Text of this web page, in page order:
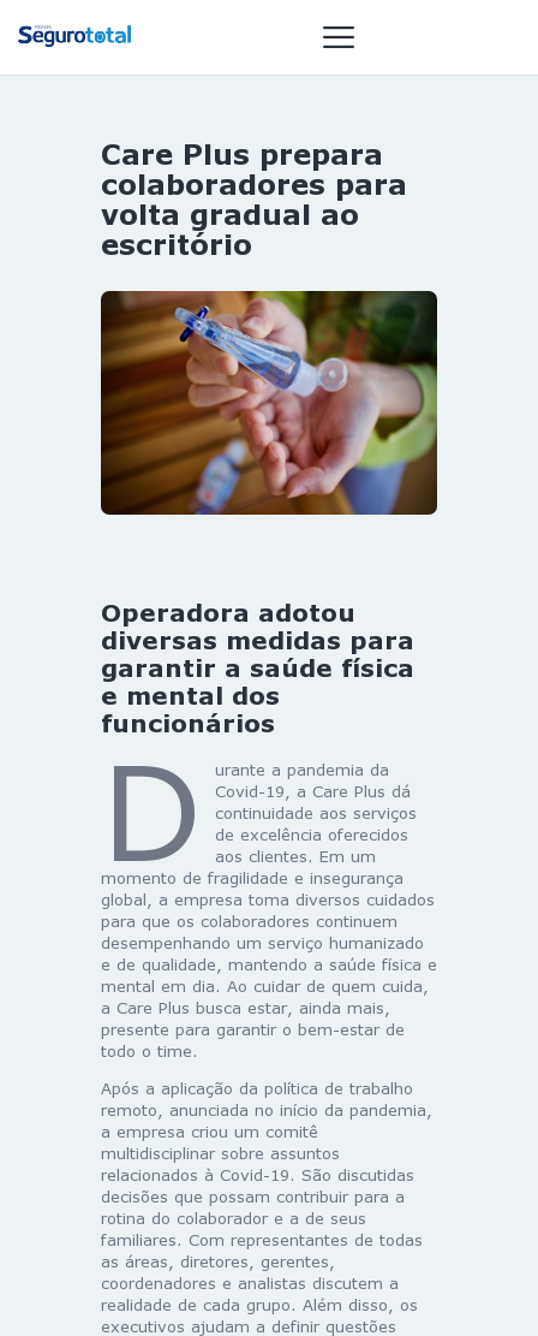
NOTÍCIAS
REVISTA
ESPECIAIS
OURO
ST SUMMIT
MULHERES
GESTORAS
HOMEST
HOME
Care Plus prepara
colaboradores para
volta gradual ao
escritório
Operadora adotou
diversas medidas para
garantir a saúde física
e mental dos
funcionários
D
urante a pandemia da
Covid-19, a Care Plus dá
continuidade aos serviços
de excelência oferecidos
aos clientes. Em um
momento de fragilidade e insegurança
global, a empresa toma diversos cuidados
para que os colaboradores continuem
desempenhando um serviço humanizado
e de qualidade, mantendo a saúde física e
mental em dia. Ao cuidar de quem cuida,
a Care Plus busca estar, ainda mais,
presente para garantir o bem-estar de
todo o time.
Após a aplicação da política de trabalho
remoto, anunciada no início da pandemia,
a empresa criou um comitê
multidisciplinar sobre assuntos
relacionados à Covid-19. São discutidas
decisões que possam contribuir para a
rotina do colaborador e a de seus
familiares. Com representantes de todas
as áreas, diretores, gerentes,
coordenadores e analistas discutem a
realidade de cada grupo. Além disso, os
executivos ajudam a definir questões